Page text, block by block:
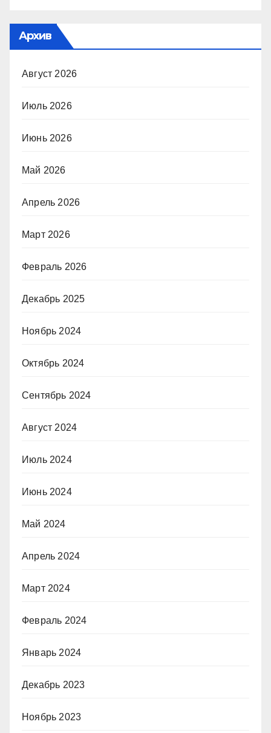
Архив
Август 2026
Июль 2026
Июнь 2026
Май 2026
Апрель 2026
Март 2026
Февраль 2026
Декабрь 2025
Ноябрь 2024
Октябрь 2024
Сентябрь 2024
Август 2024
Июль 2024
Июнь 2024
Май 2024
Апрель 2024
Март 2024
Февраль 2024
Январь 2024
Декабрь 2023
Ноябрь 2023